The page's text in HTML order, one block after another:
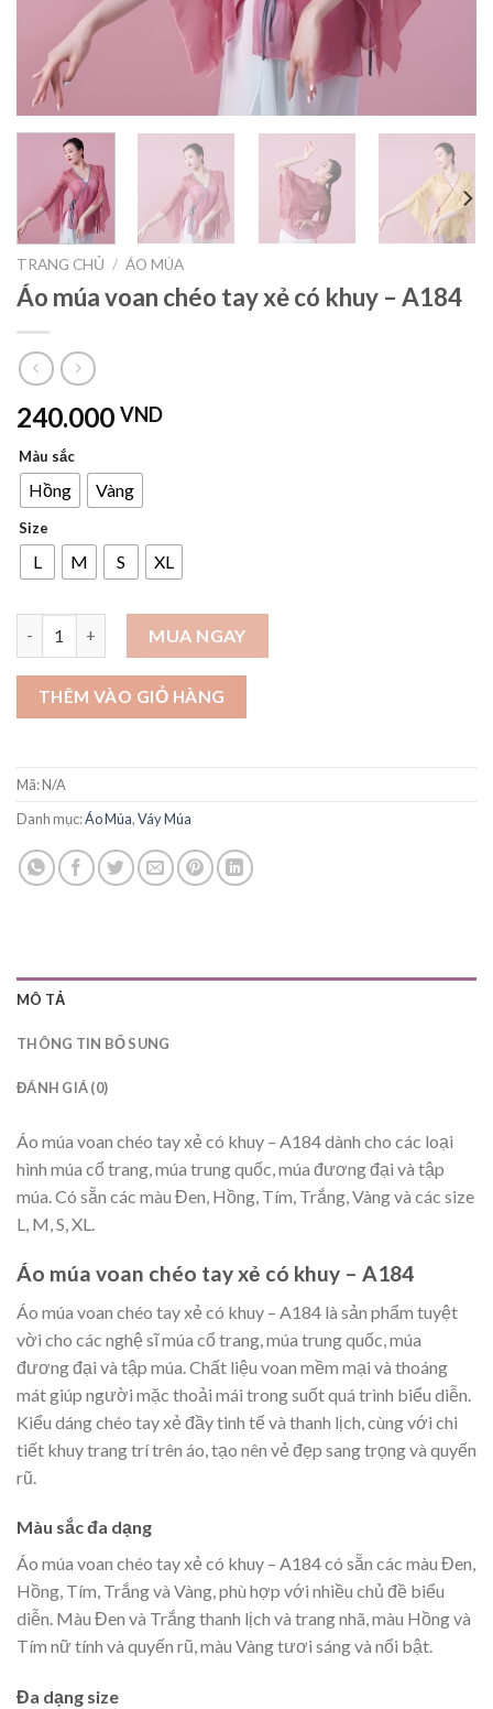
TRANG CHỦ / ÁO MÚA
Áo múa voan chéo tay xẻ có khuy – A184
240.000 VND
Màu sắc
Hồng Vàng
Size
L M S XL
MUA NGAY
THÊM VÀO GIỎ HÀNG
Mã:N/A
Danh mục:Áo Múa,Váy Múa
MÔ TẢ
THÔNG TIN BỔ SUNG
ĐÁNH GIÁ (0)
Áo múa voan chéo tay xẻ có khuy – A184 dành cho các loại
hình múa cổ trang, múa trung quốc, múa đương đại và tập
múa. Có sẵn các màu Đen, Hồng, Tím, Trắng, Vàng và các size
L, M, S, XL.
Áo múa voan chéo tay xẻ có khuy – A184
Áo múa voan chéo tay xẻ có khuy – A184 là sản phẩm tuyệt
vời cho các nghệ sĩ múa cổ trang, múa trung quốc, múa
đương đại và tập múa. Chất liệu voan mềm mại và thoáng
mát giúp người mặc thoải mái trong suốt quá trình biểu diễn.
Kiểu dáng chéo tay xẻ đầy tinh tế và thanh lịch, cùng với chi
tiết khuy trang trí trên áo, tạo nên vẻ đẹp sang trọng và quyến
rũ.
Màu sắc đa dạng
Áo múa voan chéo tay xẻ có khuy – A184 có sẵn các màu Đen,
Hồng, Tím, Trắng và Vàng, phù hợp với nhiều chủ đề biểu
diễn. Màu Đen và Trắng thanh lịch và trang nhã, màu Hồng và
Tím nữ tính và quyến rũ, màu Vàng tươi sáng và nổi bật.
Đa dạng size